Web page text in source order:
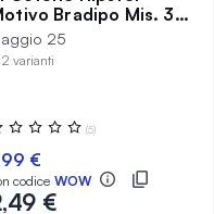
Bradipo Mis. 39-
25
varianti
(5)
€
codice WOW
€